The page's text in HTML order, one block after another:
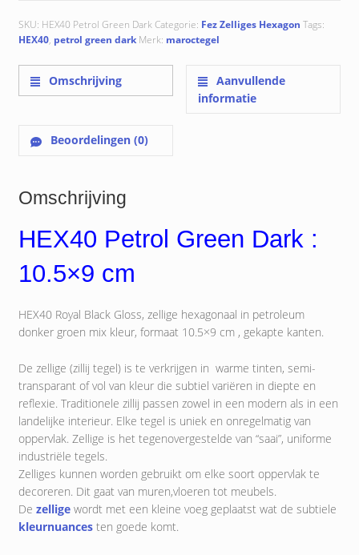
SKU: HEX40 Petrol Green DarkCategorie: Fez Zelliges Hexagon Tags:
HEX40, petrol green dark Merk: maroctegel
Omschrijving
Aanvullende
informatie
Beoordelingen (0)
Omschrijving
HEX40 Petrol Green Dark :
10.5×9 cm
HEX40 Royal Black Gloss, zellige hexagonaal in petroleum
donker groen mix kleur, formaat 10.5×9 cm , gekapte kanten.
De zellige (zillij tegel) is te verkrijgen in warme tinten, semi-
transparant of vol van kleur die subtiel variëren in diepte en
reflexie. Traditionele zillij passen zowel in een modern als in een
landelijke interieur. Elke tegel is uniek en onregelmatig van
oppervlak. Zellige is het tegenovergestelde van “saai”, uniforme
industriële tegels.
Zelliges kunnen worden gebruikt om elke soort oppervlak te
decoreren. Dit gaat van muren,vloeren tot meubels.
De zelligewordt met een kleine voeg geplaatst wat de subtiele
kleurnuances ten goede komt.